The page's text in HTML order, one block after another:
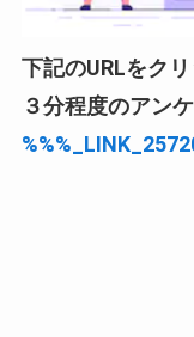
下記のURLをク
３分程度のアン